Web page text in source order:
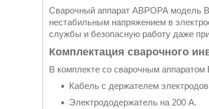
Сварочный аппарат АВРОРА модель
нестабильным напряжением в
службы и безопасную работу даже
Комплектация сварочного
В комплекте со сварочным аппаратом
Кабель с держателем
Электрододержатель на 200 А.